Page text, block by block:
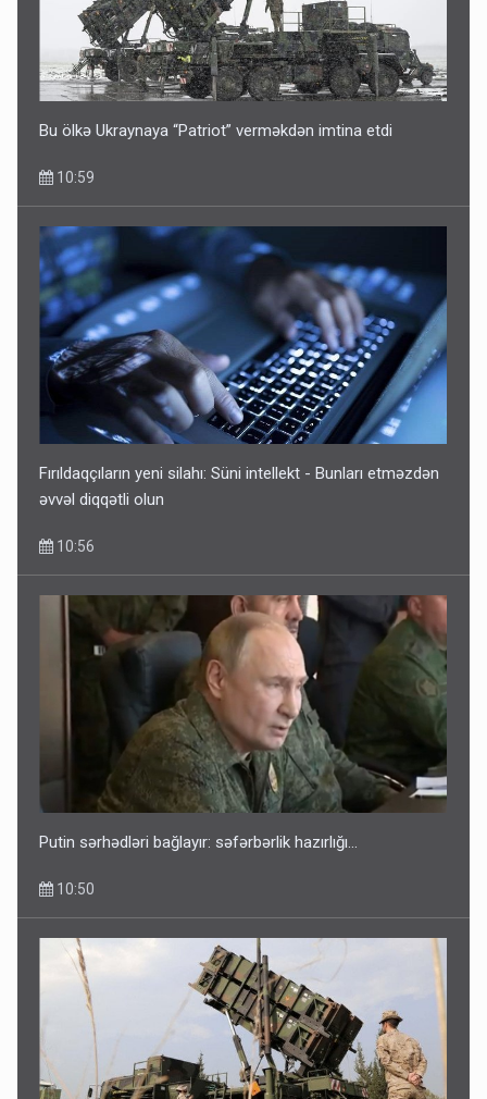
Bu ölkə Ukraynaya “Patriot” verməkdən imtina etdi
10:59
Fırıldaqçıların yeni silahı: Süni intellekt - Bunları etməzdən
əvvəl diqqətli olun
10:56
Putin sərhədləri bağlayır: səfərbərlik hazırlığı...
10:50